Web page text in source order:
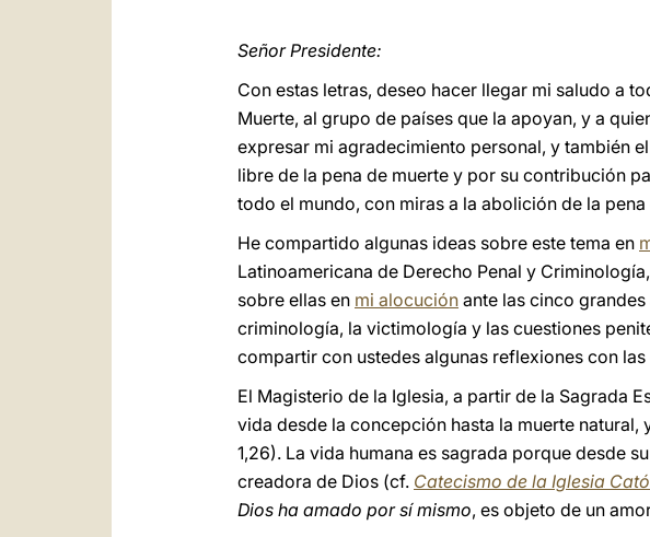
Señor Presidente:
Con estas letras, deseo hacer llegar mi saludo a
Muerte, al grupo de países que la apoyan, y a
expresar mi agradecimiento personal, y también
libre de la pena de muerte y por su contribución
todo el mundo, con miras a la abolición de la
He compartido algunas ideas sobre este tema en
Latinoamericana de Derecho Penal y
sobre ellas en mi alocución ante las cinco
criminología, la victimología y las cuestiones
compartir con ustedes algunas reflexiones con
El Magisterio de la Iglesia, a partir de la Sagrada
vida desde la concepción hasta la muerte
1,26). La vida humana es sagrada porque desde
creadora de Dios (cf. Catecismo de la Iglesia
Dios ha amado por sí mismo, es objeto de un